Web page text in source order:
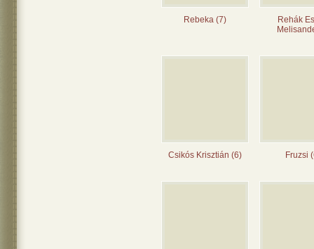
Rebeka (7)
Rehák
Csikós Krisztián (6) Fruzsi